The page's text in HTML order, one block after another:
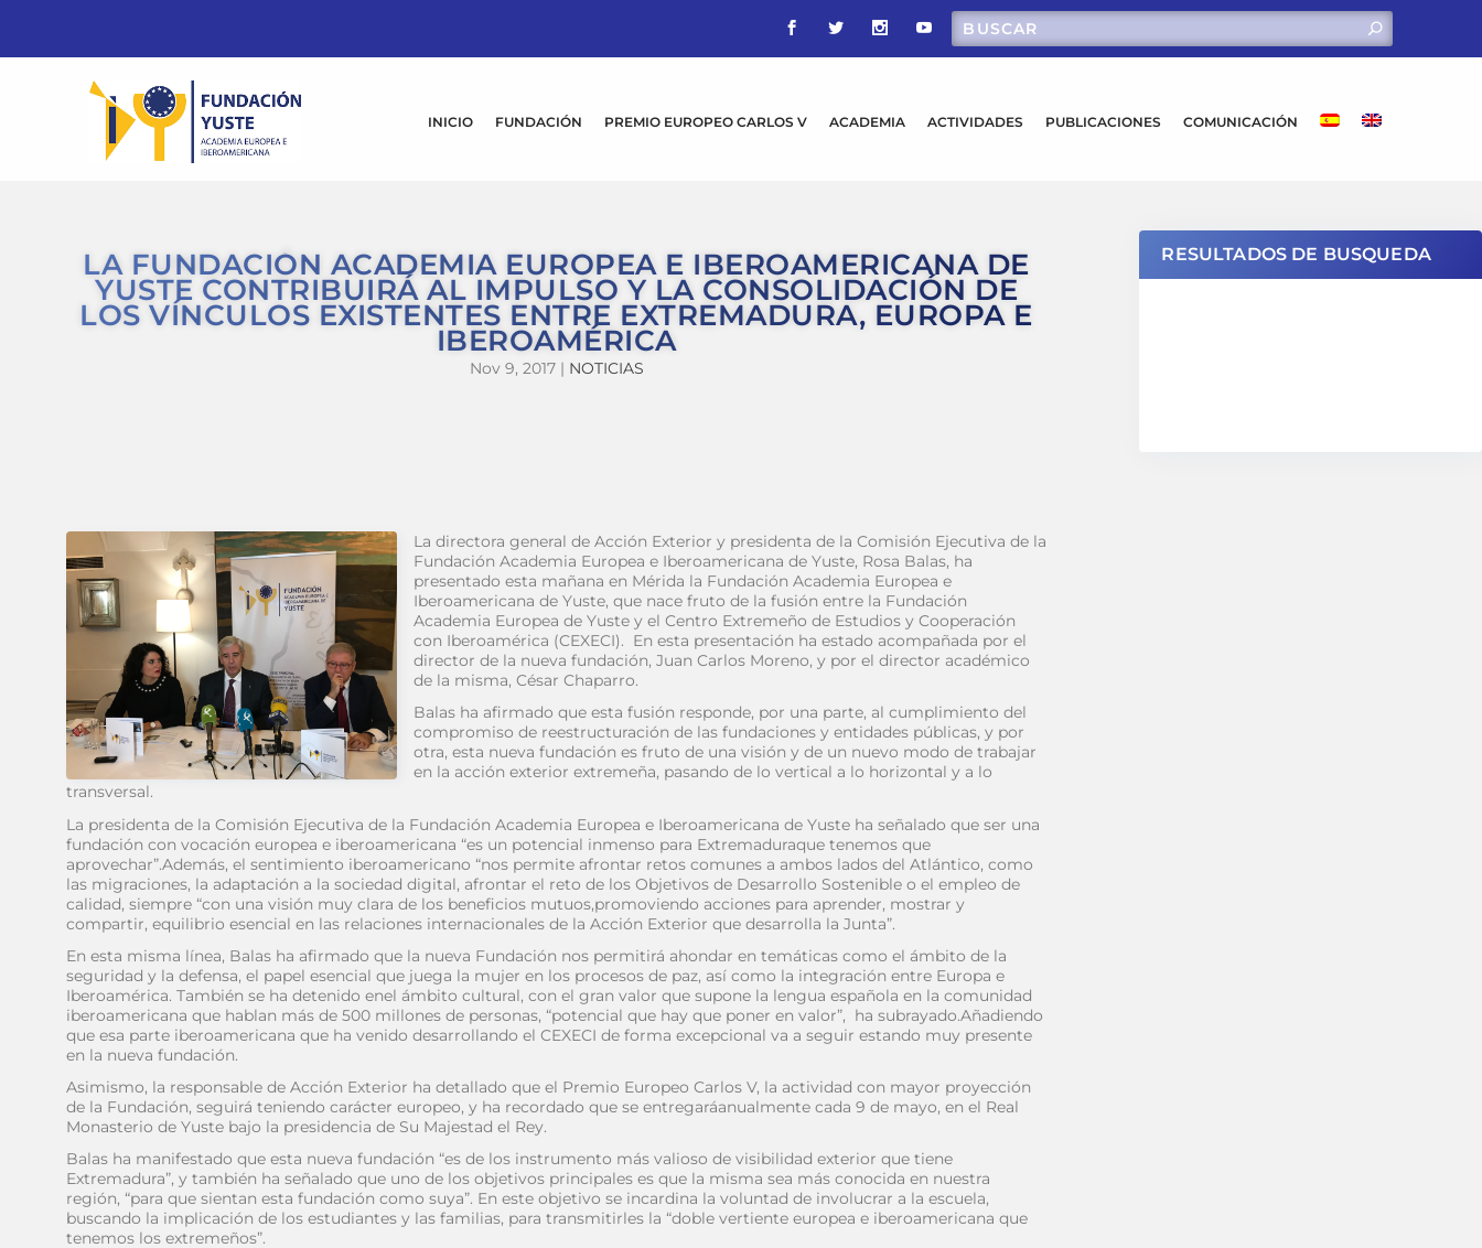
INICIO FUNDACIÓN PREMIO EUROPEO CARLOS V ACADEMIA ACTIVIDADES PUBLICACIONES COMUNICACIÓN
LA FUNDACIÓN ACADEMIA EUROPEA E IBEROAMERICANA DE
YUSTE CONTRIBUIRÁ AL IMPULSO Y LA CONSOLIDACIÓN DE
LOS VÍNCULOS EXISTENTES ENTRE EXTREMADURA, EUROPA E
IBEROAMÉRICA
Nov 9, 2017| NOTICIAS
La directora general de Acción Exterior y presidenta de la Comisión Ejecutiva de la
Fundación Academia Europea e Iberoamericana de Yuste, Rosa Balas, ha
presentado esta mañana en Mérida la Fundación Academia Europea e
Iberoamericana de Yuste, que nace fruto de la fusión entre la Fundación
Academia Europea de Yuste y el Centro Extremeño de Estudios y Cooperación
con Iberoamérica (CEXECI). En esta presentación ha estado acompañada por el
director de la nueva fundación, Juan Carlos Moreno, y por el director académico
de la misma, César Chaparro.
Balas ha afirmado que esta fusión responde, por una parte, al cumplimiento del
compromiso de reestructuración de las fundaciones y entidades públicas, y por
otra, esta nueva fundación es fruto de una visión y de un nuevo modo de trabajar
en la acción exterior extremeña, pasando de lo vertical a lo horizontal y a lo
transversal.
La presidenta de la Comisión Ejecutiva de la Fundación Academia Europea e Iberoamericana de Yuste ha señalado que ser una
fundación con vocación europea e iberoamericana “es un potencial inmenso para Extremaduraque tenemos que
aprovechar”.Además, el sentimiento iberoamericano “nos permite afrontar retos comunes a ambos lados del Atlántico, como
las migraciones, la adaptación a la sociedad digital, afrontar el reto de los Objetivos de Desarrollo Sostenible o el empleo de
calidad, siempre “con una visión muy clara de los beneficios mutuos,promoviendo acciones para aprender, mostrar y
compartir, equilibrio esencial en las relaciones internacionales de la Acción Exterior que desarrolla la Junta”.
En esta misma línea, Balas ha afirmado que la nueva Fundación nos permitirá ahondar en temáticas como el ámbito de la
seguridad y la defensa, el papel esencial que juega la mujer en los procesos de paz, así como la integración entre Europa e
Iberoamérica. También se ha detenido enel ámbito cultural, con el gran valor que supone la lengua española en la comunidad
iberoamericana que hablan más de 500 millones de personas, “potencial que hay que poner en valor”, ha subrayado.Añadiendo
que esa parte iberoamericana que ha venido desarrollando el CEXECI de forma excepcional va a seguir estando muy presente
en la nueva fundación.
Asimismo, la responsable de Acción Exterior ha detallado que el Premio Europeo Carlos V, la actividad con mayor proyección
de la Fundación, seguirá teniendo carácter europeo, y ha recordado que se entregaráanualmente cada 9 de mayo, en el Real
Monasterio de Yuste bajo la presidencia de Su Majestad el Rey.
Balas ha manifestado que esta nueva fundación “es de los instrumento más valioso de visibilidad exterior que tiene
Extremadura”, y también ha señalado que uno de los objetivos principales es que la misma sea más conocida en nuestra
región, “para que sientan esta fundación como suya”. En este objetivo se incardina la voluntad de involucrar a la escuela,
buscando la implicación de los estudiantes y las familias, para transmitirles la “doble vertiente europea e iberoamericana que
tenemos los extremeños”.
RESULTADOS DE BUSQUEDA